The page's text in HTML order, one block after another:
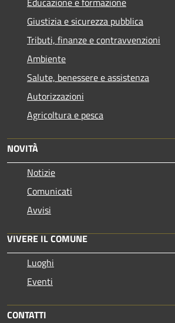
Giustizia e sicurezza pubblica
Tributi, finanze e contravvenzioni
Ambiente
Salute, benessere e assistenza
Autorizzazioni
Agricoltura e pesca
NOVITÀ
Notizie
Comunicati
Avvisi
VIVERE IL COMUNE
Luoghi
Eventi
CONTATTI